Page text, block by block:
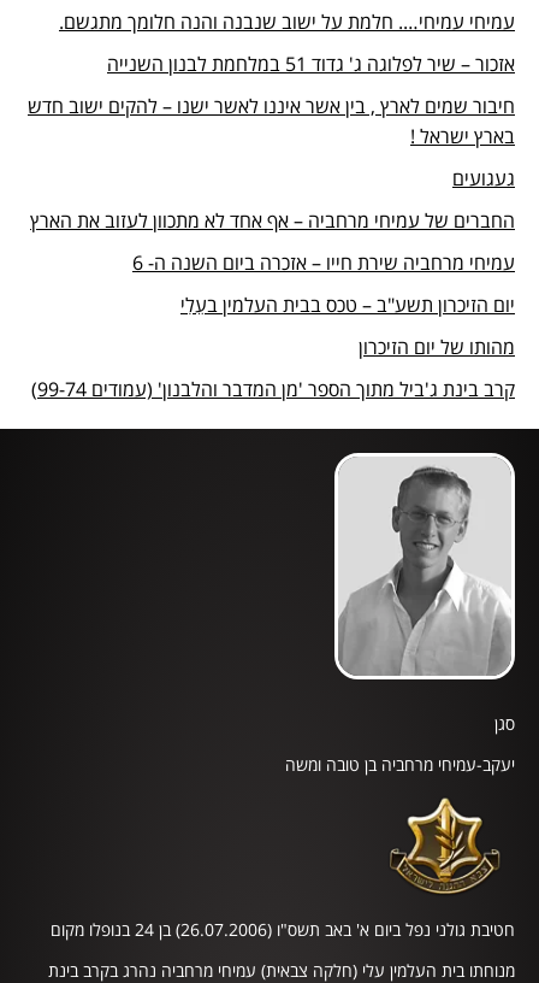
עמיחי עמיחי…. חלמת על ישוב שנבנה והנה חלומך מתגשם.
אזכור – שיר לפלוגה ג' גדוד 51 במלחמת לבנון השנייה
חיבור שמים לארץ , בין אשר איננו לאשר ישנו – להקים ישוב חדש
בארץ ישראל !
געגועים
החברים של עמיחי מרחביה – אף אחד לא מתכוון לעזוב את הארץ
עמיחי מרחביה שירת חייו – אזכרה ביום השנה ה- 6
יום הזיכרון תשע"ב – טכס בבית העלמין בעֵלִי
מהותו של יום הזיכרון
קרב בינת ג'ביל מתוך הספר 'מן המדבר והלבנון' (עמודים 99-74)
סגן
יעקב-עמיחי מרחביה בן טובה ומשה
חטיבת גולני נפל ביום א' באב תשס"ו (26.07.2006) בן 24 בנופלו מקום
מנוחתו בית העלמין עלי (חלקה צבאית) עמיחי מרחביה נהרג בקרב בינת